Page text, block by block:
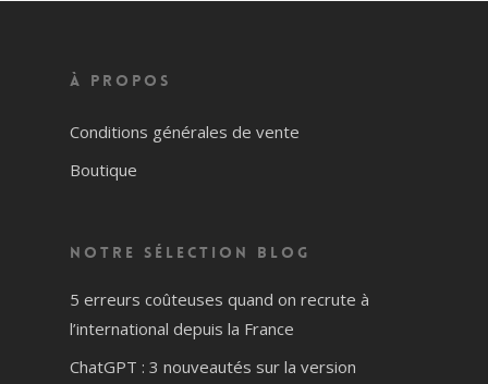
À propos
Conditions générales de vente
Boutique
Notre sélection blog
5 erreurs coûteuses quand on recrute à
l’international depuis la France
ChatGPT : 3 nouveautés sur la version